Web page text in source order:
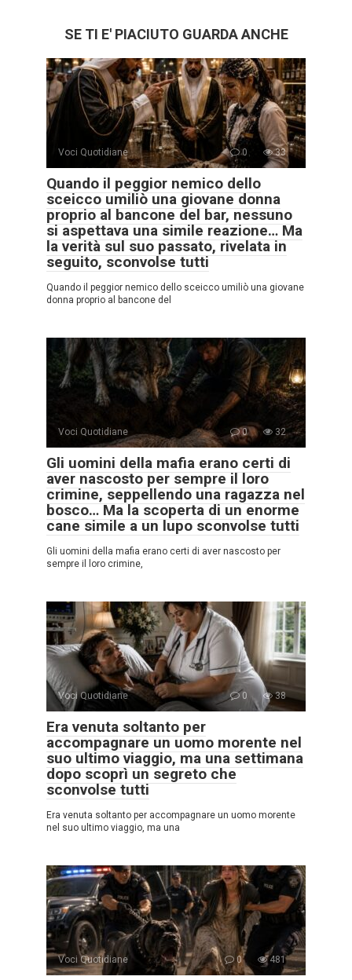
SE TI E' PIACIUTO GUARDA ANCHE
Voci Quotidiane 0 33
Quando il peggior nemico dello
sceicco umiliò una giovane donna
proprio al bancone del bar, nessuno
si aspettava una simile reazione… Ma
la verità sul suo passato, rivelata in
seguito, sconvolse tutti
Quando il peggior nemico dello sceicco umiliò una giovane
donna proprio al bancone del
Voci Quotidiane 0 32
Gli uomini della mafia erano certi di
aver nascosto per sempre il loro
crimine, seppellendo una ragazza nel
bosco… Ma la scoperta di un enorme
cane simile a un lupo sconvolse tutti
Gli uomini della mafia erano certi di aver nascosto per
sempre il loro crimine,
Voci Quotidiane 0 38
Era venuta soltanto per
accompagnare un uomo morente nel
suo ultimo viaggio, ma una settimana
dopo scoprì un segreto che
sconvolse tutti
Era venuta soltanto per accompagnare un uomo morente
nel suo ultimo viaggio, ma una
Voci Quotidiane 0 481